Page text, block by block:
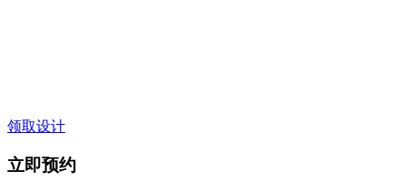
领取设计
立即预约